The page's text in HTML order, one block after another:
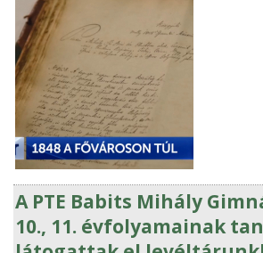
A PTE Babits Mihály
10., 11. évfolyamainak